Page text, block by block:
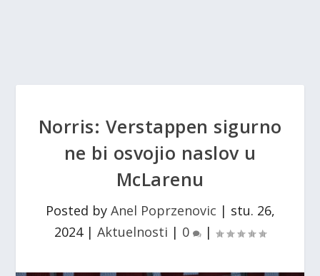
Norris: Verstappen sigurno
ne bi osvojio naslov u
McLarenu
Posted by Anel Poprzenovic | stu. 26,
2024| Aktuelnosti | 0 |